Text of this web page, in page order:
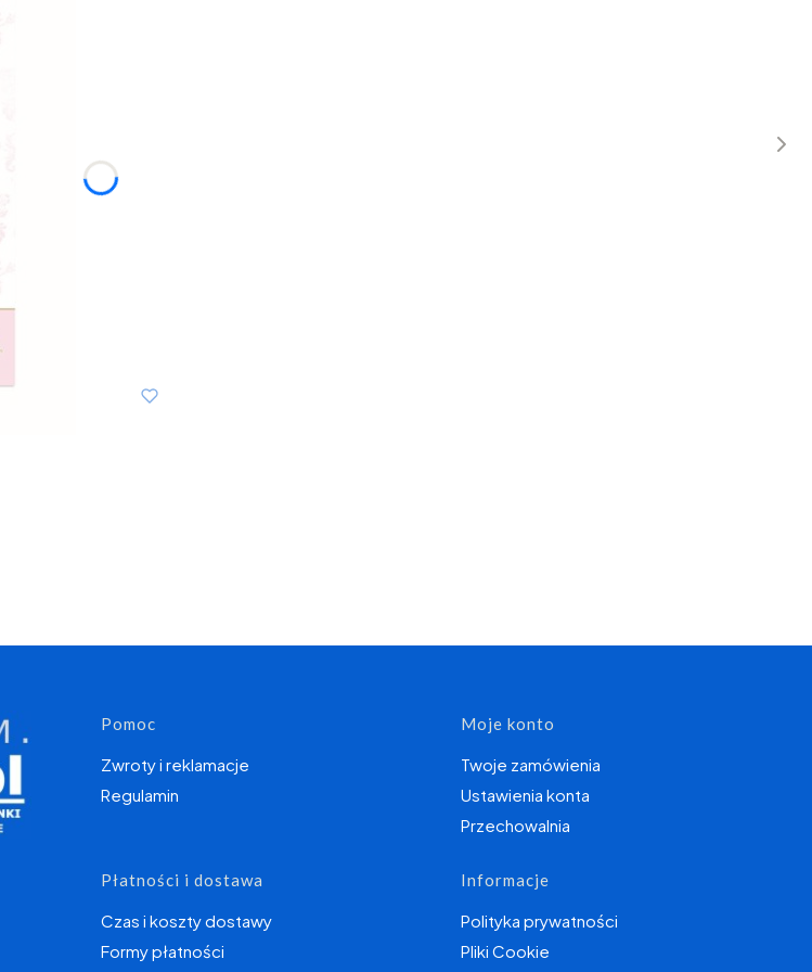
Linki w stopce
Pomoc
Zwroty i reklamacje
Regulamin
Moje konto
Twoje zamówienia
Ustawienia konta
Przechowalnia
Płatności i dostawa
Czas i koszty dostawy
Formy płatności
Informacje
Polityka prywatności
Pliki Cookie